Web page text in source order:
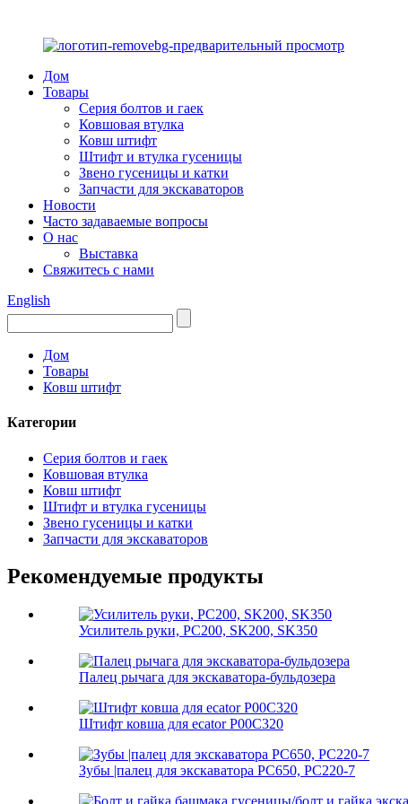
Дом
Товары
Серия болтов и гаек
Ковшовая втулка
Ковш штифт
Штифт и втулка гусеницы
Звено гусеницы и катки
Запчасти для экскаваторов
Новости
Часто задаваемые вопросы
О нас
Выставка
Свяжитесь с нами
English
Дом
Товары
Ковш штифт
Категории
Серия болтов и гаек
Ковшовая втулка
Ковш штифт
Штифт и втулка гусеницы
Звено гусеницы и катки
Запчасти для экскаваторов
Рекомендуемые продукты
Усилитель руки, PC200, SK200, SK350
Палец рычага для экскаватора-бульдозера
Штифт ковша для ecator P00C320
Зубы |палец для экскаватора PC650, PC220-7